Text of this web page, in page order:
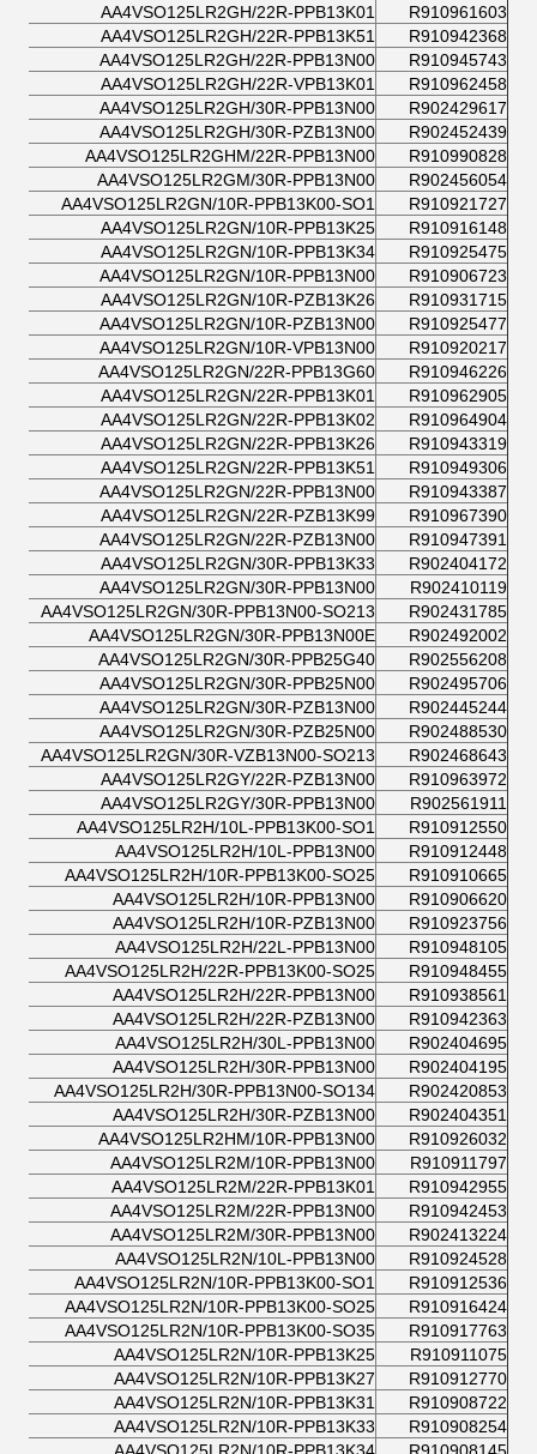
R910961603
AA4VSO125LR2GH/22R-PPB13K01
R910942368
AA4VSO125LR2GH/22R-PPB13K51
R910945743
AA4VSO125LR2GH/22R-PPB13N00
R910962458
AA4VSO125LR2GH/22R-VPB13K01
R902429617
AA4VSO125LR2GH/30R-PPB13N00
R902452439
AA4VSO125LR2GH/30R-PZB13N00
R910990828
AA4VSO125LR2GHM/22R-PPB13N00
R902456054
AA4VSO125LR2GM/30R-PPB13N00
R910921727
AA4VSO125LR2GN/10R-PPB13K00-SO1
R910916148
AA4VSO125LR2GN/10R-PPB13K25
R910925475
AA4VSO125LR2GN/10R-PPB13K34
R910906723
AA4VSO125LR2GN/10R-PPB13N00
R910931715
AA4VSO125LR2GN/10R-PZB13K26
R910925477
AA4VSO125LR2GN/10R-PZB13N00
R910920217
AA4VSO125LR2GN/10R-VPB13N00
R910946226
AA4VSO125LR2GN/22R-PPB13G60
R910962905
AA4VSO125LR2GN/22R-PPB13K01
R910964904
AA4VSO125LR2GN/22R-PPB13K02
R910943319
AA4VSO125LR2GN/22R-PPB13K26
R910949306
AA4VSO125LR2GN/22R-PPB13K51
R910943387
AA4VSO125LR2GN/22R-PPB13N00
R910967390
AA4VSO125LR2GN/22R-PZB13K99
R910947391
AA4VSO125LR2GN/22R-PZB13N00
R902404172
AA4VSO125LR2GN/30R-PPB13K33
R902410119
AA4VSO125LR2GN/30R-PPB13N00
R902431785
AA4VSO125LR2GN/30R-PPB13N00-SO213
R902492002
AA4VSO125LR2GN/30R-PPB13N00E
R902556208
AA4VSO125LR2GN/30R-PPB25G40
R902495706
AA4VSO125LR2GN/30R-PPB25N00
R902445244
AA4VSO125LR2GN/30R-PZB13N00
R902488530
AA4VSO125LR2GN/30R-PZB25N00
R902468643
AA4VSO125LR2GN/30R-VZB13N00-SO213
R910963972
AA4VSO125LR2GY/22R-PZB13N00
R902561911
AA4VSO125LR2GY/30R-PPB13N00
R910912550
AA4VSO125LR2H/10L-PPB13K00-SO1
R910912448
AA4VSO125LR2H/10L-PPB13N00
R910910665
AA4VSO125LR2H/10R-PPB13K00-SO25
R910906620
AA4VSO125LR2H/10R-PPB13N00
R910923756
AA4VSO125LR2H/10R-PZB13N00
R910948105
AA4VSO125LR2H/22L-PPB13N00
R910948455
AA4VSO125LR2H/22R-PPB13K00-SO25
R910938561
AA4VSO125LR2H/22R-PPB13N00
R910942363
AA4VSO125LR2H/22R-PZB13N00
R902404695
AA4VSO125LR2H/30L-PPB13N00
R902404195
AA4VSO125LR2H/30R-PPB13N00
R902420853
AA4VSO125LR2H/30R-PPB13N00-SO134
R902404351
AA4VSO125LR2H/30R-PZB13N00
R910926032
AA4VSO125LR2HM/10R-PPB13N00
R910911797
AA4VSO125LR2M/10R-PPB13N00
R910942955
AA4VSO125LR2M/22R-PPB13K01
R910942453
AA4VSO125LR2M/22R-PPB13N00
R902413224
AA4VSO125LR2M/30R-PPB13N00
R910924528
AA4VSO125LR2N/10L-PPB13N00
R910912536
AA4VSO125LR2N/10R-PPB13K00-SO1
R910916424
AA4VSO125LR2N/10R-PPB13K00-SO25
R910917763
AA4VSO125LR2N/10R-PPB13K00-SO35
R910911075
AA4VSO125LR2N/10R-PPB13K25
R910912770
AA4VSO125LR2N/10R-PPB13K27
R910908722
AA4VSO125LR2N/10R-PPB13K31
R910908254
AA4VSO125LR2N/10R-PPB13K33